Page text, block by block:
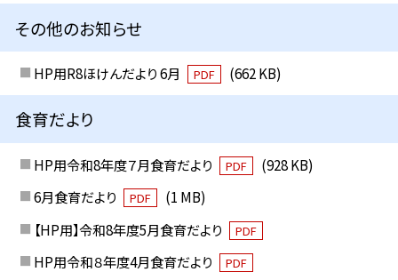
その他のお知らせ
HP用R8ほけんだより 6月 PDF (662 KB)
食育だより
HP用令和8年度７月食育だより PDF
(928 KB)
6月食育だより
PDF
(1 MB)
【HP用】令和8年度5月食育だより
PDF
HP用令和８年度4月食育だより PDF